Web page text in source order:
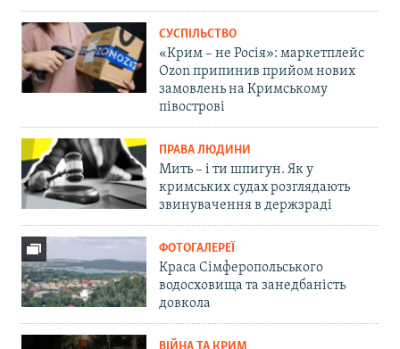
СУСПІЛЬСТВО
«Крим – не Росія»: маркетплейс
Ozon припинив прийом нових
замовлень на Кримському
півострові
ПРАВА ЛЮДИНИ
Мить – і ти шпигун. Як у
кримських судах розглядають
звинувачення в держзраді
ФОТОГАЛЕРЕЇ
Краса Сімферопольського
водосховища та занедбаність
довкола